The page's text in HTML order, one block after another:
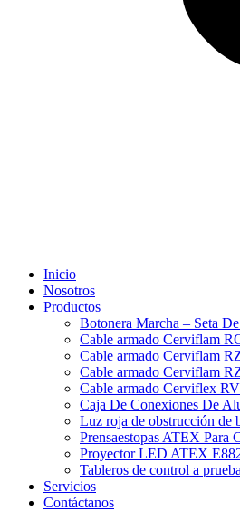
Inicio
Nosotros
Productos
Botonera Marcha – Seta
Cable armado Cerviflam
Cable armado Cerviflam
Cable armado Cerviflam
Cable armado Cerviflex
Caja De Conexiones De
Luz roja de obstrucción
Prensaestopas ATEX Para
Proyector LED ATEX
Tableros de control a
Servicios
Contáctanos